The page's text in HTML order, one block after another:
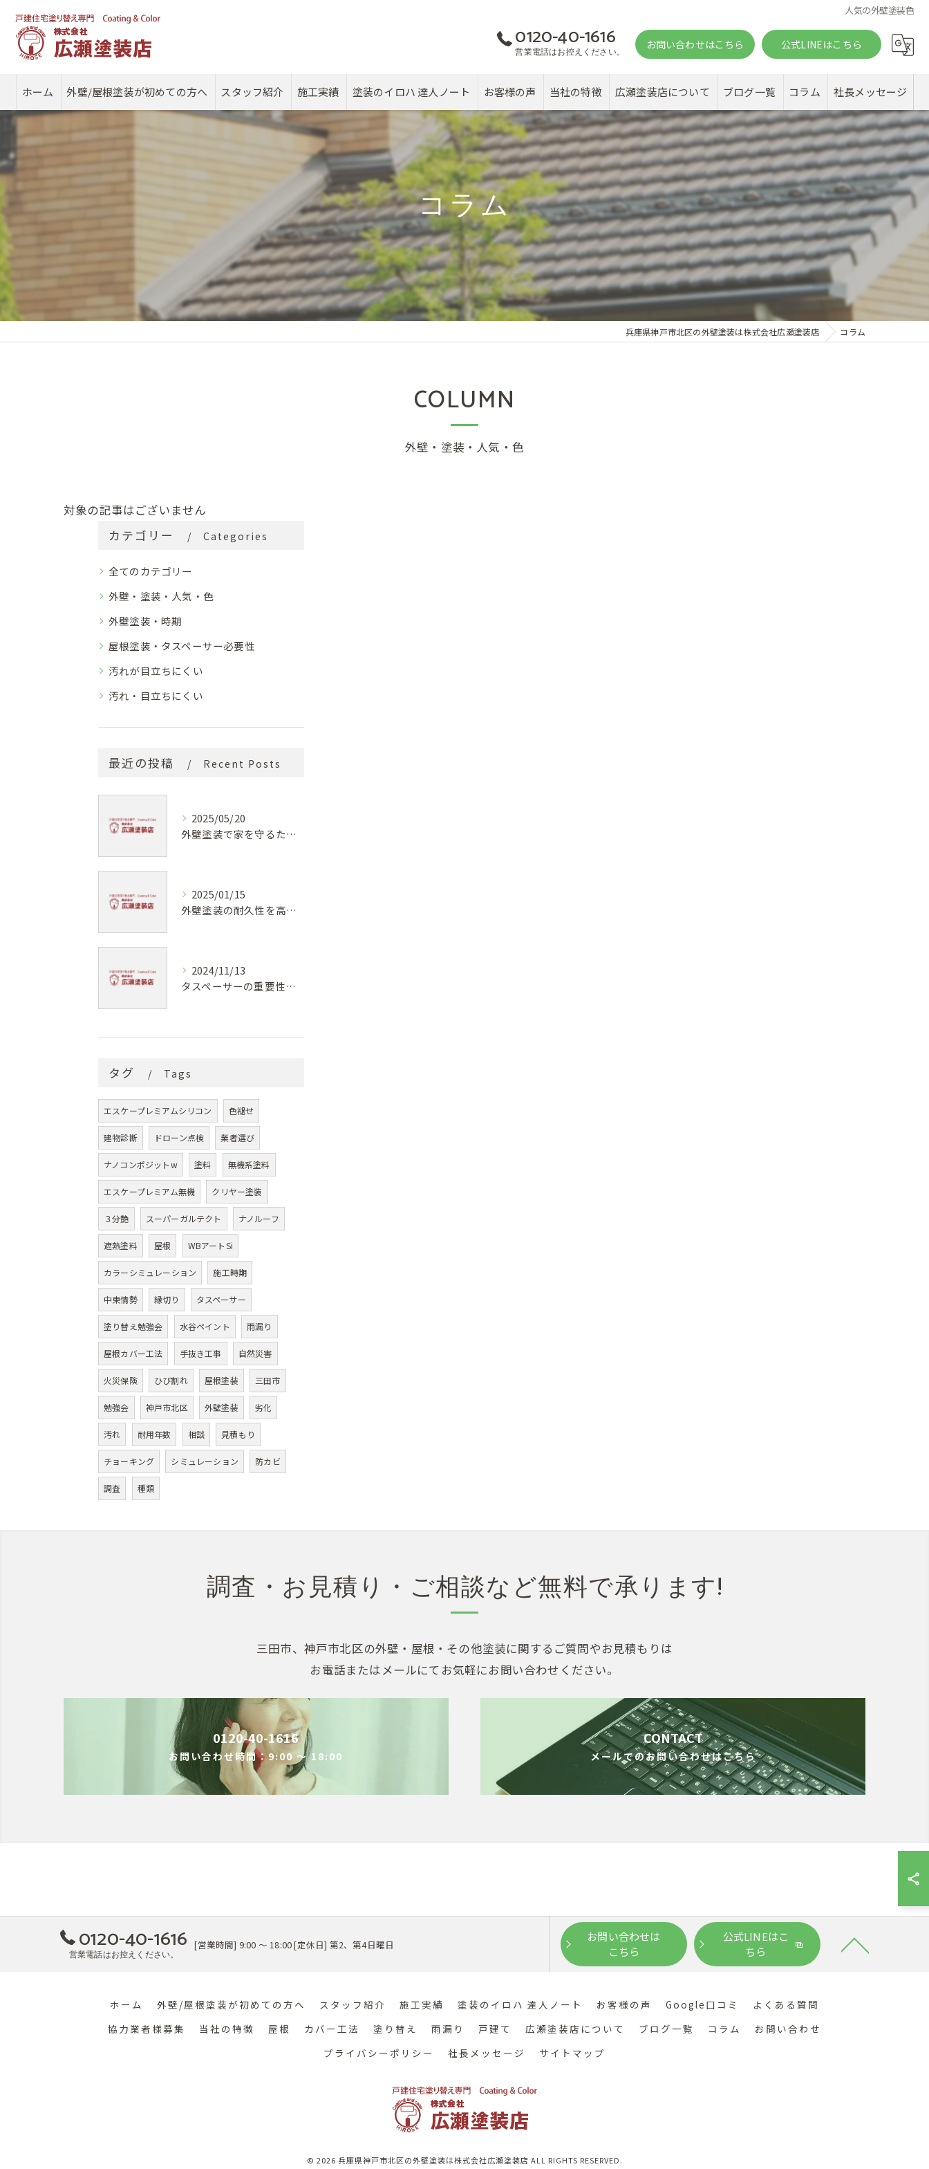
人気の外壁塗装色
0120-40-1616
営業電話はお控えください。
お問い合わせはこちら 公式LINEはこちら
ホーム 外壁/屋根塗装が初めての方へ スタッフ紹介 施工実績 塗装のイロハ 達人ノート お客様の声 当社の特徴
屋根
カバー工法
塗り替え
雨漏り
戸建て
広瀬塗装店について ブログ一覧 コラム 社長メッセージ
コラム
兵庫県神戸市北区の外壁塗装は株式会社広瀬塗装店 コラム
COLUMN
外壁・塗装・人気・色
対象の記事はございません
カテゴリー Categories
全てのカテゴリー
外壁・塗装・人気・色
外壁塗装・時期
屋根塗装・タスペーサー必要性
汚れが目立ちにくい
汚れ・目立ちにくい
最近の投稿 Recent Posts
2025/05/20
外壁塗装で家を守るためのプロの技術
2025/01/15
外壁塗装の耐久性を高める秘訣
2024/11/13
タスペーサーの重要性と効果
タグ Tags
エスケープレミアムシリコン 色褪せ
建物診断 ドローン点検 業者選び
ナノコンポジットw 塗料 無機系塗料
エスケープレミアム無機 クリヤー塗装
３分艶 スーパーガルテクト ナノルーフ
遮熱塗料 屋根 WBアートSi
カラーシミュレーション 施工時期
中東情勢 縁切り タスペーサー
塗り替え勉強会 水谷ペイント 雨漏り
屋根カバー工法 手抜き工事 自然災害
火災保険 ひび割れ 屋根塗装 三田市
勉強会 神戸市北区 外壁塗装 劣化
汚れ 耐用年数 相談 見積もり
チョーキング シミュレーション 防カビ
調査 種類
調査・お見積り・ご相談など無料で承ります!
三田市、神戸市北区の外壁・屋根・その他塗装に関するご質問やお見積もりは
お電話またはメールにてお気軽にお問い合わせください。
0120-40-1616
お問い合わせ時間：9:00 ～ 18:00
CONTACT
メールでのお問い合わせはこちら
0120-40-1616
営業電話はお控えください。
[営業時間] 9:00 ～ 18:00 [定休日] 第2、第4日曜日
お問い合わせは
こちら
公式LINEはこ
ちら
ホーム 外壁/屋根塗装が初めての方へ スタッフ紹介 施工実績 塗装のイロハ 達人ノート お客様の声 Google口コミ
よくある質問
協力業者様募集
当社の特徴 屋根 カバー工法 塗り替え 雨漏り 戸建て 広瀬塗装店について ブログ一覧 コラム
お問い合わせ
プライバシーポリシー
社長メッセージ サイトマップ
© 2026 兵庫県神戸市北区の外壁塗装は株式会社広瀬塗装店 ALL RIGHTS RESERVED.